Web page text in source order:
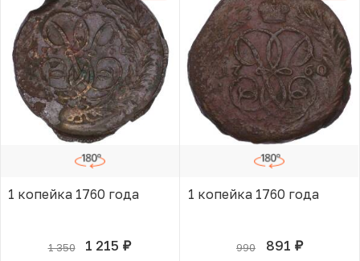
1 копейка 1760 года
1 350 1 215 руб.
В КОРЗИНЕ
1 копейка 1760 года
990 891 руб.
В КОРЗИНЕ